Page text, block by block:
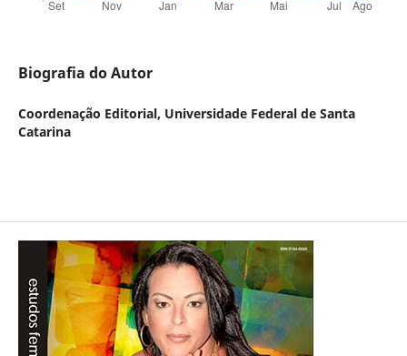
Biografia do Autor
Coordenação Editorial, Universidade Federal de Santa
Catarina